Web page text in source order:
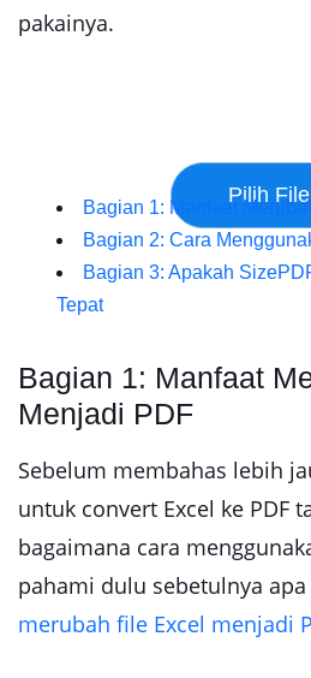
pakainya.
Bagian 1: Manfaat
Bagian 2: Cara
Bagian 3: Apakah
Tepat
Bagian 1: Manfaat
Menjadi PDF
Sebelum membahas lebih
untuk convert Excel ke PDF
bagaimana cara
pahami dulu sebetulnya
merubah file Excel menjadi